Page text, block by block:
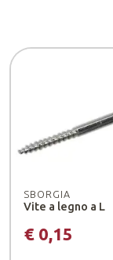
SBORGIA
Vite a legno a L
€ 0,15